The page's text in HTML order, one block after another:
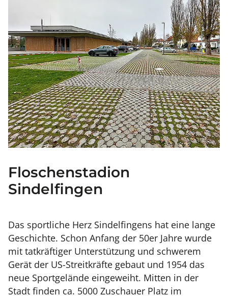
Floschenstadion
Sindelfingen
Das sportliche Herz Sindelfingens hat eine lange
Geschichte. Schon Anfang der 50er Jahre wurde
mit tatkräftiger Unterstützung und schwerem
Gerät der US-Streitkräfte gebaut und 1954 das
neue Sportgelände eingeweiht. Mitten in der
Stadt finden ca. 5000 Zuschauer Platz im